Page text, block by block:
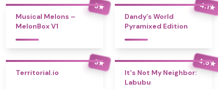
5★
Musical Melons –
MelonBox V1
4.1★
Dandy’s World
Pyramixed Edition
5★
Territorial.io
4.5★
It's Not My Neighbor:
Labubu